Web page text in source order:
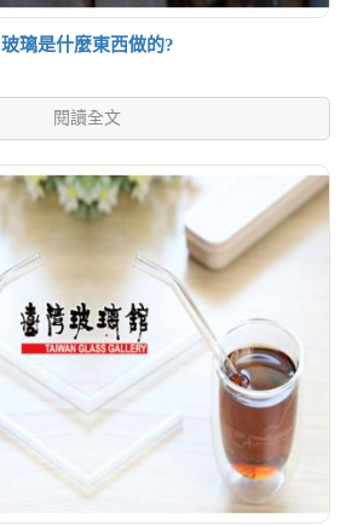
玻璃是什麼東西做的?
閱讀全文